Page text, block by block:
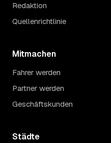
Redaktion
Quellenrichtlinie
Mitmachen
Fahrer werden
Partner werden
Geschäftskunden
Städte